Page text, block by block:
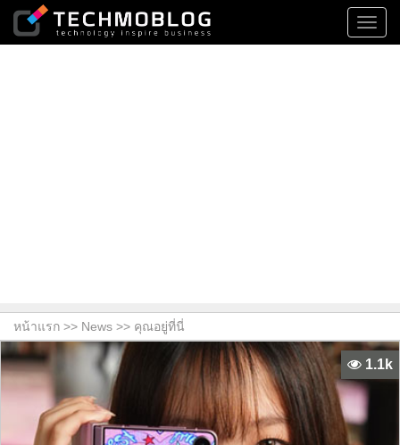
หน้าแรก >> News >> คุณอยู่ที่นี่
1.1k